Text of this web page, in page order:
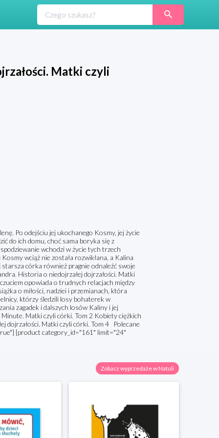
Matki czyli
Po odejściu jej ukochanego Kosmy, jej życie
do ich domu, choć sama boryka się z
wchodzi w życie tych trzech
wciąż nie została rozwikłana, a Kalina
starsza córka również pragnie odnaleźć swoje
Historia o niedojrzałej dojrzałości. Matki
opowiada o trudnych relacjach między
o miłości, nadziei i przemianach, która
którzy śledzili losy bohaterek w
zagadek i dalszych losów Kaliny i jej
Matki czyli córki. Tom 2 Kobiety ciężkich
dojrzałości. Matki czyli córki. Tom 4 Polecane
[product category_id="161" limit="24"
Zobacz wyprzedaże w Natuli